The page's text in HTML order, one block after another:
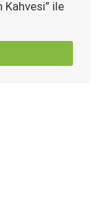
Kahvesi” ile